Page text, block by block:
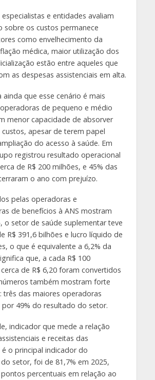
e entidades avaliam
sobre os custos permanece
como envelhecimento da
médica, maior utilização dos
estão entre aqueles que
as despesas assistenciais em alta.
ainda que esse cenário é mais
de pequeno e médio
menor capacidade de absorver
apesar de terem papel
do acesso à saúde. Em
registrou resultado operacional
de R$ 200 milhões, e 45% das
o ano com prejuízo.
pelas operadoras e
de benefícios à ANS mostram
o setor de saúde suplementar teve
R$ 391,6 bilhões e lucro líquido de
o que é equivalente a 6,2% da
que, a cada R$ 100
de R$ 6,20 foram convertidos
também mostram forte
três das maiores operadoras
49% do resultado do setor.
indicador que mede a relação
e receitas das
o principal indicador do
setor, foi de 81,7% em 2025,
percentuais em relação ao